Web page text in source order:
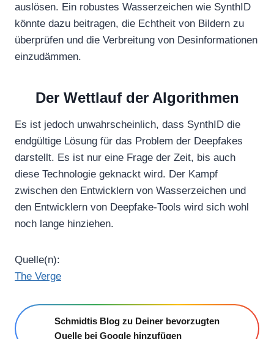
auslösen. Ein robustes Wasserzeichen wie SynthID
könnte dazu beitragen, die Echtheit von Bildern zu
überprüfen und die Verbreitung von Desinformationen
einzudämmen.
Der Wettlauf der Algorithmen
Es ist jedoch unwahrscheinlich, dass SynthID die
endgültige Lösung für das Problem der Deepfakes
darstellt. Es ist nur eine Frage der Zeit, bis auch
diese Technologie geknackt wird. Der Kampf
zwischen den Entwicklern von Wasserzeichen und
den Entwicklern von Deepfake-Tools wird sich wohl
noch lange hinziehen.
Quelle(n):
The Verge
Schmidtis Blog zu Deiner bevorzugten
Quelle bei Google hinzufügen